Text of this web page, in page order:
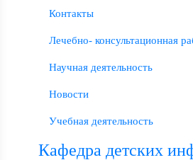
Контакты
Лечебно- консультационная
Научная деятельность
Новости
Учебная деятельность
Кафедра детских